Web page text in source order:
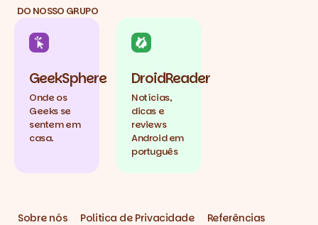
DO NOSSO GRUPO
GeekSphere
Onde os
Geeks se
sentem em
casa.
DroidReader
Notícias,
dicas e
reviews
Android em
português
Sobre nós Politica de Privacidade Referências